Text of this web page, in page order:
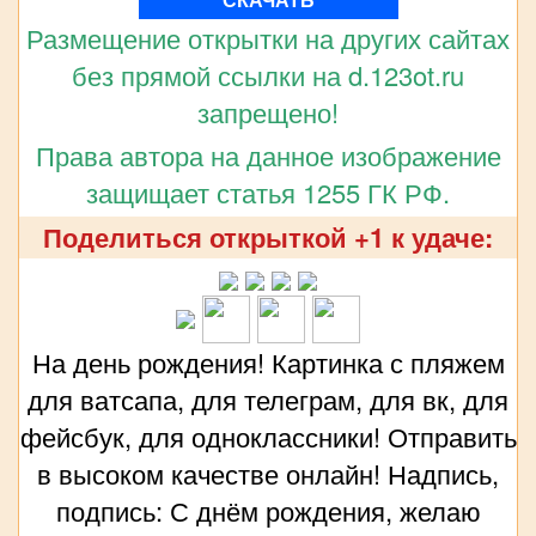
Размещение открытки на других сайтах
без прямой ссылки на d.123ot.ru
запрещено!
Права автора на данное изображение
защищает статья 1255 ГК РФ.
Поделиться открыткой +1 к удаче:
На день рождения! Картинка с пляжем
для ватсапа, для телеграм, для вк, для
фейсбук, для одноклассники! Отправить
в высоком качестве онлайн! Надпись,
подпись: С днём рождения, желаю